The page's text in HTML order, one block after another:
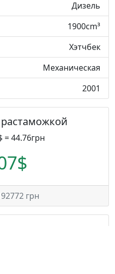
Дизель
1900cm³
Хэтчбек
Механическая
2001
= 44.76грн
грн
платежи